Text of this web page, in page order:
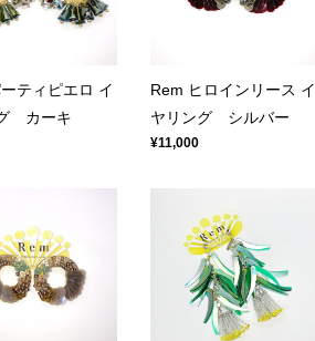
ティピエロ イ
カーキ
Rem ヒロインリース イ
ヤリング シルバー
¥11,000